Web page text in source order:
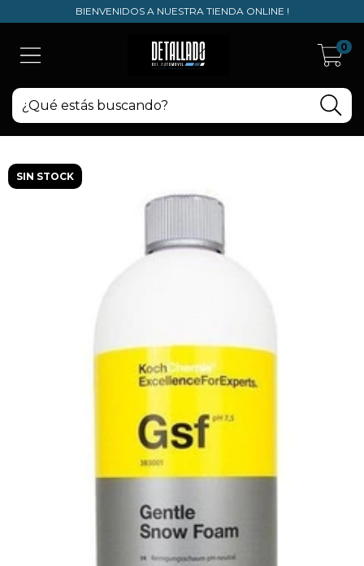
BIENVENIDOS A NUESTRA TIENDA ONLINE !
0
SIN STOCK